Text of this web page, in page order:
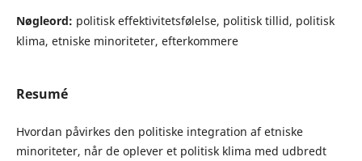
Nøgleord: politisk effektivitetsfølelse, politisk tillid, politisk
klima, etniske minoriteter, efterkommere
Resumé
Hvordan påvirkes den politiske integration af etniske
minoriteter, når de oplever et politisk klima med udbredt